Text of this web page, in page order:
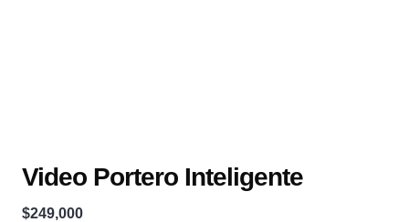
Video Portero Inteligente
$249,000